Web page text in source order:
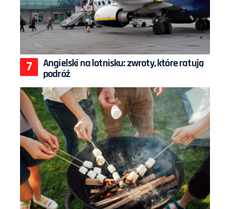
Angielski na lotnisku: zwroty, które ratują
podróż